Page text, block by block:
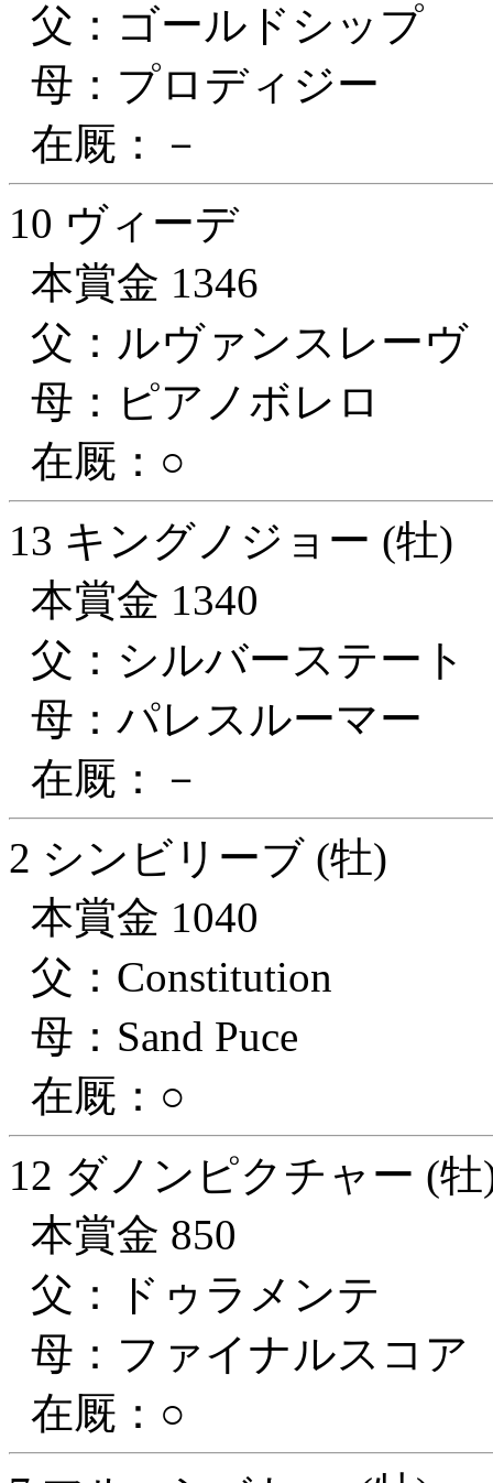
父：ゴールドシップ
母：プロディジー
在厩：－
10 ヴィーデ
本賞金 1346
父：ルヴァンスレーヴ
母：ピアノボレロ
在厩：○
13 キングノジョー (牡)
本賞金 1340
父：シルバーステート
母：パレスルーマー
在厩：－
2 シンビリーブ (牡)
本賞金 1040
父：Constitution
母：Sand Puce
在厩：○
12 ダノンピクチャー (牡
本賞金 850
父：ドゥラメンテ
母：ファイナルスコア
在厩：○